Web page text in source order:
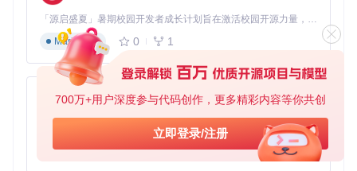
700万+用户深度参与代码创作，更多精彩内容等你共创
立即登录/注册
音乐制作中的段落分割
音乐制作人可利用智能切割快速分离歌曲的 Verse、Chorus
等段落。设置最小间隔为500ms，最大静音长度1000ms，能
有效识别歌曲结构变化。配合批量处理功能，可一次性完成整
张专辑的初步分割，大幅提高工作效率。
语音识别数据预处理
为语音识别模型准备训练数据时，需将长音频切割为10-30秒
的短片段。通过设置最小长度10000ms、最大长度30000m
s，可自动生成符合要求的训练样本。智能切割技术能保证每
「源启盛夏」暑期校园开发者成长计划旨在激活校园开源力量，通过积分激励、认证扶持、资源倾斜等形式，引导高校组织和开发者完成「入驻 — 建项目 — 做贡献 — 获认证 — 得资源」的完整闭环。无论你是想带领社团入驻平台的组织者，还是希望用代码贡献证明自己的开发者，都能在这里找到属于你的成长路径。
Markdown
0 1
AionUi
免费、本地、开源的 24/7 全天候 Cowork 应用，以及适用于 Gemini CLI、Claude Code、Codex、OpenCode、Qwen Code、Goose CLI、Auggie 等的 OpenClaw | 🌟 喜欢就点star吧
TypeScript
0 6